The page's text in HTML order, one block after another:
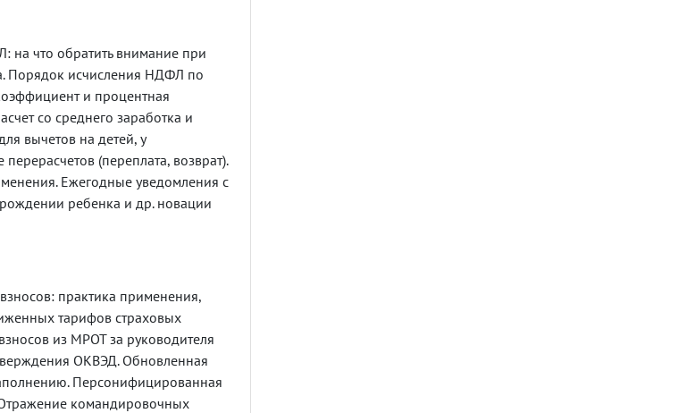
что обратить внимание при
Порядок исчисления НДФЛ по
и процентная
со среднего заработка и
вычетов на детей, у
(переплата, возврат).
Ежегодные уведомления с
ребенка и др. новации
практика применения,
тарифов страховых
из МРОТ за руководителя
ОКВЭД. Обновленная
Персонифицированная
командировочных